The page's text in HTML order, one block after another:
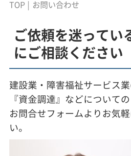
TOP お問い合わせ
ご依頼を迷ってい
にご相談ください
建設業・障害福祉サービス業
『資金調達』などについて
お問合せフォームよりお気
い。